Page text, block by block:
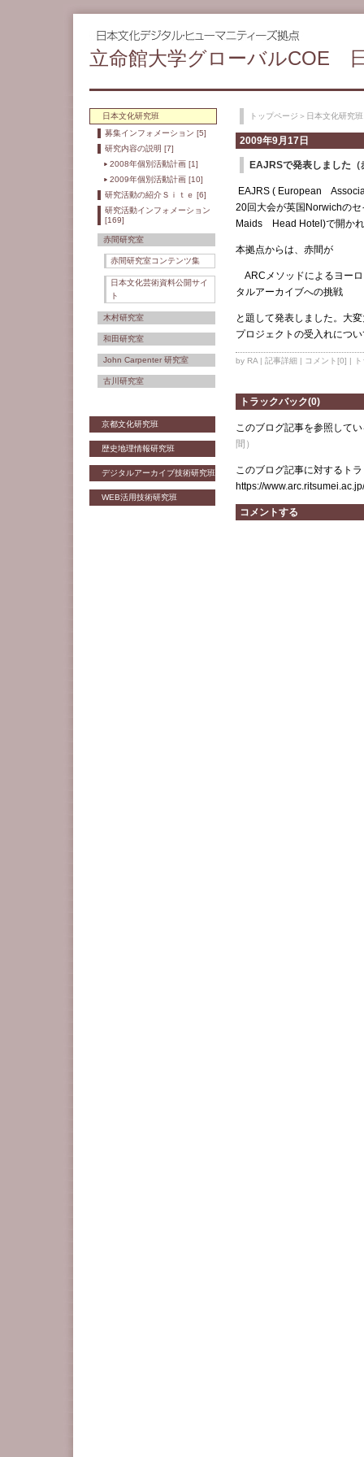
立命館大学グローバルCOE
日本文化研究班
募集インフォメーション [5]
研究内容の説明 [7]
2008年個別活動計画 [1]
2009年個別活動計画 [10]
研究活動の紹介Ｓｉｔｅ [6]
研究活動インフォメーション
[169]
赤間研究室
赤間研究室コンテンツ集
日本文化芸術資料公開サイ
ト
木村研究室
和田研究室
John Carpenter 研究室
古川研究室
京都文化研究班
歴史地理情報研究班
デジタルアーカイブ技術研究班
WEB活用技術研究班
トップページ ＞ 日本文化研究班
2009年9月17日
EAJRSで発表しました（
EAJRS ( European
20回大会が英国Norwichの
Maids Head Hotel)で開か
本拠点からは、赤間が
ARCメソッドによるヨー
タルアーカイブへの挑戦
と題して発表しました。大
プロジェクトの受入れにつ
by RA | 記事詳細 | コメント[0] |
トラックバック(0)
このブログ記事を参照して
間）
このブログ記事に対するト
https://
コメントする